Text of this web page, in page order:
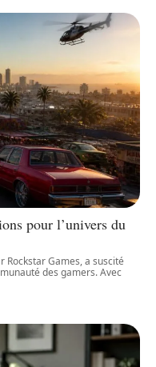
pour l’univers du
Rockstar Games, a suscité
des gamers. Avec